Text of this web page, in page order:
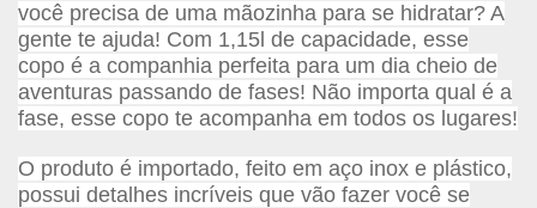
você precisa de uma mãozinha para se hidratar? A
gente te ajuda! Com 1,15l de capacidade, esse
copo é a companhia perfeita para um dia cheio de
aventuras passando de fases! Não importa qual é a
fase, esse copo te acompanha em todos os lugares!
O produto é importado, feito em aço inox e plástico,
possui detalhes incríveis que vão fazer você se